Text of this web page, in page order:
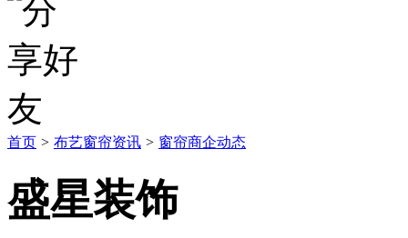
首页 > 布艺窗帘资讯 > 窗帘商企动态
盛星装饰